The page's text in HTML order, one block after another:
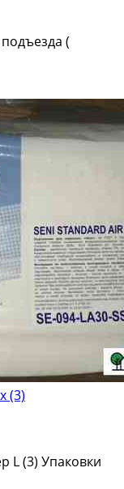
(
(3)
L (3) Упаковки